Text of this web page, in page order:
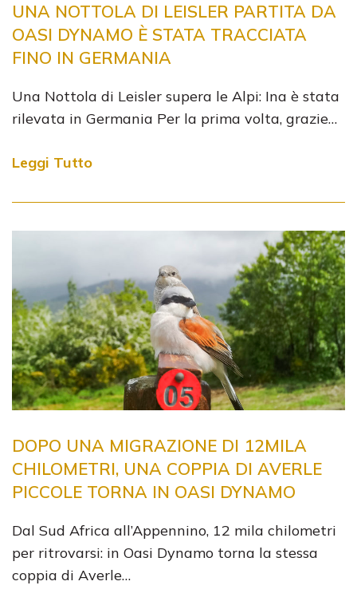
UNA NOTTOLA DI LEISLER PARTITA DA
OASI DYNAMO È STATA TRACCIATA
FINO IN GERMANIA
Una Nottola di Leisler supera le Alpi: Ina è stata
rilevata in Germania Per la prima volta, grazie…
Leggi Tutto
DOPO UNA MIGRAZIONE DI 12MILA
CHILOMETRI, UNA COPPIA DI AVERLE
PICCOLE TORNA IN OASI DYNAMO
Dal Sud Africa all’Appennino, 12 mila chilometri
per ritrovarsi: in Oasi Dynamo torna la stessa
coppia di Averle…